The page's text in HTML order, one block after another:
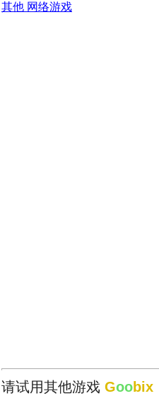
其他 网络游戏
请试用其他游戏 Goobix